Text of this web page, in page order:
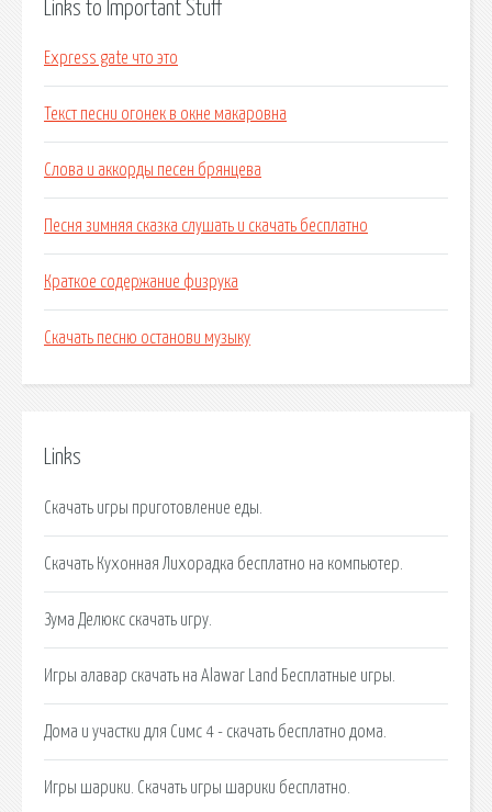
Links to Important Stuff
Express gate что это
Текст песни огонек в окне макаровна
Слова и аккорды песен брянцева
Песня зимняя сказка слушать и скачать бесплатно
Краткое содержание физрука
Скачать песню останови музыку
Links
Скачать игры приготовление еды.
Скачать Кухонная Лихорадка бесплатно на компьютер.
Зума Делюкс скачать игру.
Игры алавар скачать на Alawar Land Бесплатные игры.
Дома и участки для Симс 4 - скачать бесплатно дома.
Игры шарики. Скачать игры шарики бесплатно.